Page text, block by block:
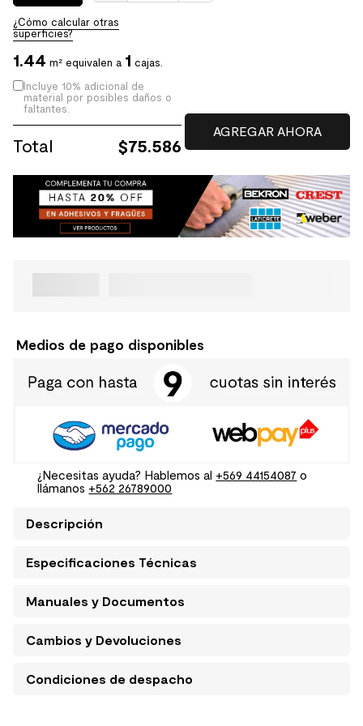
¿Cómo calcular otras
superficies?
1.44 m² equivalen a 1 cajas.
Incluye 10% adicional de
material por posibles daños o
faltantes.
Total $75.586
Medios de pago disponibles
¿Necesitas ayuda? Hablemos al +569 44154087 o
llámanos +562 26789000
Descripción
Especificaciones Técnicas
Manuales y Documentos
Cambios y Devoluciones
Condiciones de despacho